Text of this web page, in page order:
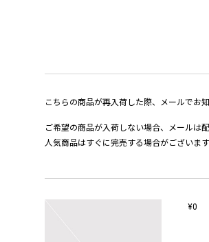
こちらの商品が再入荷した際、メールでお知
ご希望の商品が入荷しない場合、メールは
人気商品はすぐに完売する場合がございま
¥0